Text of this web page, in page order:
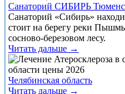
Санаторий СИБИРЬ
Санаторий «Сибирь»
стоит на берегу реки
сосново-березовом лесу.
Читать дальше →
Челябинская область
Читать дальше →